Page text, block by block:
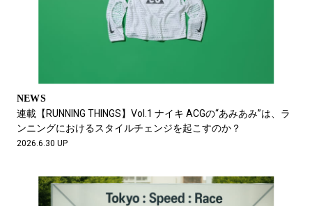
NEWS
連載【RUNNING THINGS】Vol.1 ナイキ ACGの“あみあみ”は、ラ
ンニングにおけるスタイルチェンジを起こすのか？
2026.6.30 UP